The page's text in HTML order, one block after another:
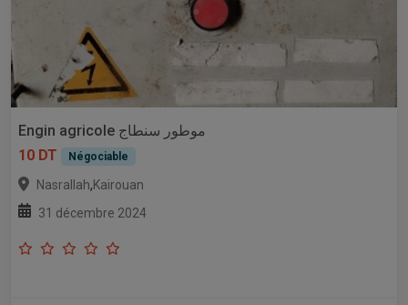
Engin agricole موطور سنطاج
10 DT
Négociable
Nasrallah,Kairouan
31 décembre 2024